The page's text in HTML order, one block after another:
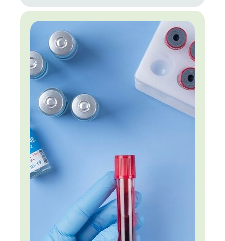
сбалансированным. И если дома я стараюсь
пределами сделать это куда сложнее. А меню в
учебных заведениях часто совсем не
соответствует представлениям о правильном
питании.